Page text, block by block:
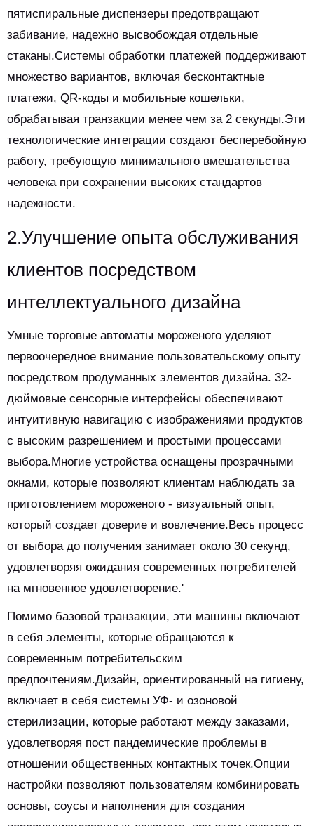
пятиспиральные диспензеры предотвращают
забивание, надежно высвобождая отдельные
стаканы.Системы обработки платежей поддерживают
множество вариантов, включая бесконтактные
платежи, QR-коды и мобильные кошельки,
обрабатывая транзакции менее чем за 2 секунды.Эти
технологические интеграции создают бесперебойную
работу, требующую минимального вмешательства
человека при сохранении высоких стандартов
надежности.
2.Улучшение опыта обслуживания
клиентов посредством
интеллектуального дизайна
Умные торговые автоматы мороженого уделяют
первоочередное внимание пользовательскому опыту
посредством продуманных элементов дизайна. 32-
дюймовые сенсорные интерфейсы обеспечивают
интуитивную навигацию с изображениями продуктов
с высоким разрешением и простыми процессами
выбора.Многие устройства оснащены прозрачными
окнами, которые позволяют клиентам наблюдать за
приготовлением мороженого - визуальный опыт,
который создает доверие и вовлечение.Весь процесс
от выбора до получения занимает около 30 секунд,
удовлетворяя ожидания современных потребителей
на мгновенное удовлетворение.'
Помимо базовой транзакции, эти машины включают
в себя элементы, которые обращаются к
современным потребительским
предпочтениям.Дизайн, ориентированный на гигиену,
включает в себя системы УФ- и озоновой
стерилизации, которые работают между заказами,
удовлетворяя пост пандемические проблемы в
отношении общественных контактных точек.Опции
настройки позволяют пользователям комбинировать
основы, соусы и наполнения для создания